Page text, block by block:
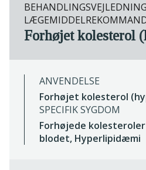
Forhøjet kolesterol
ANVENDELSE
Forhøjet kolesterol
SPECIFIK SYGDOM
Forhøjede
blodet, Hyperlipidæmi